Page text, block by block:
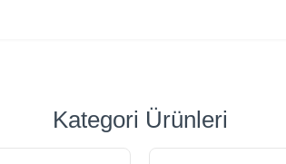
Kategori Ürünleri